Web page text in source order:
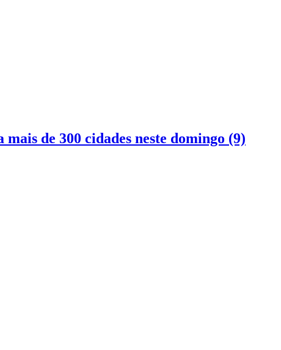
de 300 cidades neste domingo (9)